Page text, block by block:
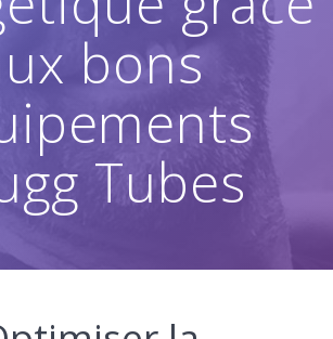
bons
Tubes